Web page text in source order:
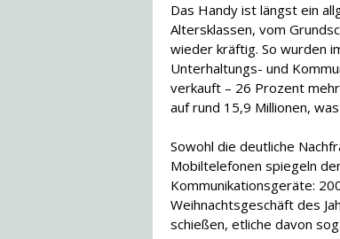
Das Handy ist längst ein
Altersklassen, vom
wieder kräftig. So wurden
Unterhaltungs- und
verkauft – 26 Prozent
auf rund 15,9 Millionen,
Sowohl die deutliche
Mobiltelefonen spiegeln
Kommunikationsgeräte:
Weihnachtsgeschäft des
schießen, etliche davon